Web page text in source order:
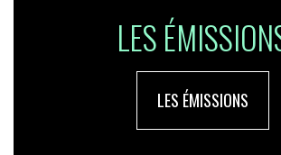
LES
LES ÉMISSIONS